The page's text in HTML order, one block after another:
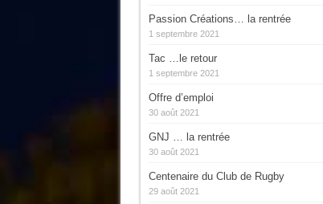
Passion Créations… la rentrée
1 septembre 2021
Tac …le retour
1 septembre 2021
Offre d’emploi
30 août 2021
GNJ … la rentrée
30 août 2021
Centenaire du Club de Rugby
29 août 2021